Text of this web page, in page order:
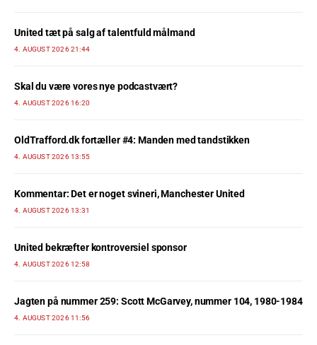
United tæt på salg af talentfuld målmand
4. AUGUST 2026 21:44
Skal du være vores nye podcastvært?
4. AUGUST 2026 16:20
OldTrafford.dk fortæller #4: Manden med tandstikken
4. AUGUST 2026 13:55
Kommentar: Det er noget svineri, Manchester United
4. AUGUST 2026 13:31
United bekræfter kontroversiel sponsor
4. AUGUST 2026 12:58
Jagten på nummer 259: Scott McGarvey, nummer 104, 1980-1984
4. AUGUST 2026 11:56